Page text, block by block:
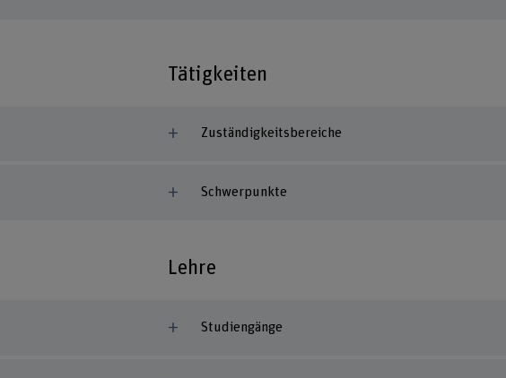
Tätigkeiten
Zuständigkeitsbereiche
Schwerpunkte
Lehre
Studiengänge